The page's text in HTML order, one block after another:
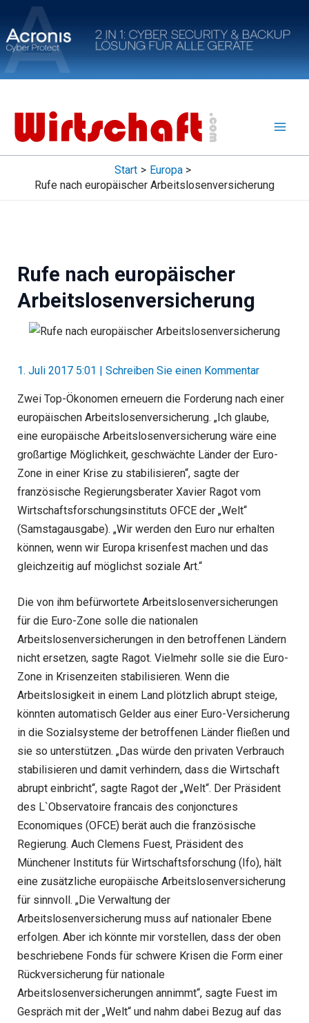
Inhalt
springen
Start
Europa
Rufe nach europäischer Arbeitslosenversicherung
Rufe nach europäischer
Arbeitslosenversicherung
1. Juli 2017 5:01 | Schreiben Sie einen Kommentar
Zwei Top-Ökonomen erneuern die Forderung nach einer
europäischen Arbeitslosenversicherung. „Ich glaube,
eine europäische Arbeitslosenversicherung wäre eine
großartige Möglichkeit, geschwächte Länder der Euro-
Zone in einer Krise zu stabilisieren“, sagte der
französische Regierungsberater Xavier Ragot vom
Wirtschaftsforschungsinstituts OFCE der „Welt“
(Samstagausgabe). „Wir werden den Euro nur erhalten
können, wenn wir Europa krisenfest machen und das
gleichzeitig auf möglichst soziale Art.“
Die von ihm befürwortete Arbeitslosenversicherungen
für die Euro-Zone solle die nationalen
Arbeitslosenversicherungen in den betroffenen Ländern
nicht ersetzen, sagte Ragot. Vielmehr solle sie die Euro-
Zone in Krisenzeiten stabilisieren. Wenn die
Arbeitslosigkeit in einem Land plötzlich abrupt steige,
könnten automatisch Gelder aus einer Euro-Versicherung
in die Sozialsysteme der betroffenen Länder fließen und
sie so unterstützen. „Das würde den privaten Verbrauch
stabilisieren und damit verhindern, dass die Wirtschaft
abrupt einbricht“, sagte Ragot der „Welt“. Der Präsident
des L`Observatoire francais des conjonctures
Economiques (OFCE) berät auch die französische
Regierung. Auch Clemens Fuest, Präsident des
Münchener Instituts für Wirtschaftsforschung (Ifo), hält
eine zusätzliche europäische Arbeitslosenversicherung
für sinnvoll. „Die Verwaltung der
Arbeitslosenversicherung muss auf nationaler Ebene
erfolgen. Aber ich könnte mir vorstellen, dass der oben
beschriebene Fonds für schwere Krisen die Form einer
Rückversicherung für nationale
Arbeitslosenversicherungen annimmt“, sagte Fuest im
Gespräch mit der „Welt“ und nahm dabei Bezug auf das